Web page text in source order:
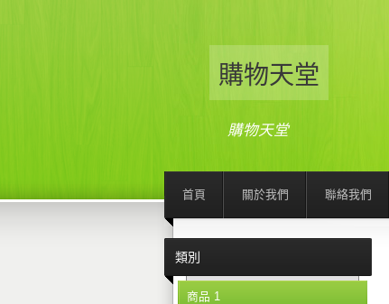
購物天堂
購物天堂
類別
商品 1
首頁 關於我們 聯絡我們